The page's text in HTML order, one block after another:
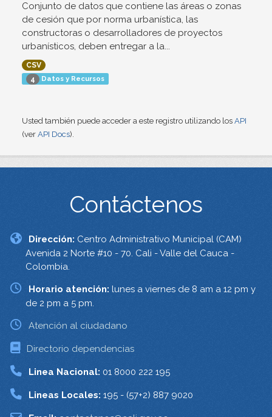
Conjunto de datos que contiene las áreas o zonas
de cesión que por norma urbanística, las
constructoras o desarrolladores de proyectos
urbanísticos, deben entregar a la...
CSV
4 Datos y Recursos
Usted también puede acceder a este registro utilizando los API
(ver API Docs).
Contáctenos
Dirección: Centro Administrativo Municipal (CAM)
Avenida 2 Norte #10 - 70. Cali - Valle del Cauca -
Colombia.
Horario atención: lunes a viernes de 8 am a 12 pm y
de 2 pm a 5 pm.
Atención al ciudadano
Directorio dependencias
Linea Nacional: 01 8000 222 195
Lineas Locales: 195 - (57+2) 887 9020